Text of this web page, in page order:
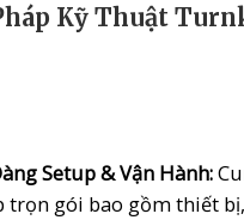
Kỹ Thuật
Setup & Vận Hành:
trọn gói bao gồm thiết